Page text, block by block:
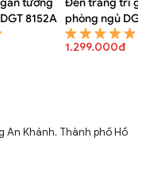
tường
8152A
Đèn trang trí
phòng ngủ
1.299.000đ
An Khánh, Thành phố Hồ